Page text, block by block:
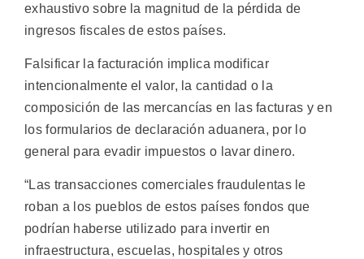
exhaustivo sobre la magnitud de la pérdida de
ingresos fiscales de estos países.
Falsificar la facturación implica modificar
intencionalmente el valor, la cantidad o la
composición de las mercancías en las facturas y en
los formularios de declaración aduanera, por lo
general para evadir impuestos o lavar dinero.
“Las transacciones comerciales fraudulentas le
roban a los pueblos de estos países fondos que
podrían haberse utilizado para invertir en
infraestructura, escuelas, hospitales y otros